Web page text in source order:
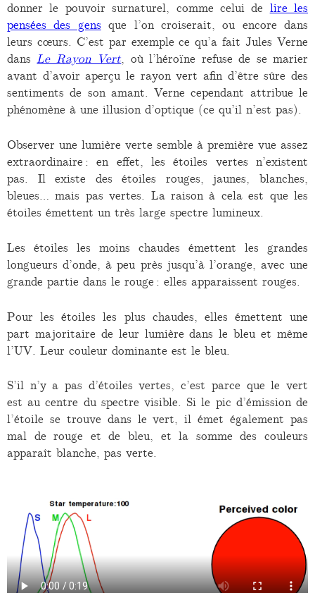
donner le pouvoir surnaturel, comme celui de lire les
pensées des gens que l’on croiserait, ou encore dans
leurs cœurs. C’est par exemple ce qu’a fait Jules Verne
dansLe Rayon Vert, où l’héroïne refuse de se marier
avant d’avoir aperçu le rayon vert afin d’être sûre des
sentiments de son amant. Verne cependant attribue le
phénomène à une illusion d’optique (ce qu’il n’est pas).
Observer une lumière verte semble à première vue assez
extraordinaire : en effet, les étoiles vertes n’existent
pas. Il existe des étoiles rouges, jaunes, blanches,
bleues… mais pas vertes. La raison à cela est que les
étoiles émettent un très large spectre lumineux.
Les étoiles les moins chaudes émettent les grandes
longueurs d’onde, à peu près jusqu’à l’orange, avec une
grande partie dans le rouge : elles apparaissent rouges.
Pour les étoiles les plus chaudes, elles émettent une
part majoritaire de leur lumière dans le bleu et même
l’UV. Leur couleur dominante est le bleu.
S’il n’y a pas d’étoiles vertes, c’est parce que le vert
est au centre du spectre visible. Si le pic d’émission de
l’étoile se trouve dans le vert, il émet également pas
mal de rouge et de bleu, et la somme des couleurs
apparaît blanche, pas verte.